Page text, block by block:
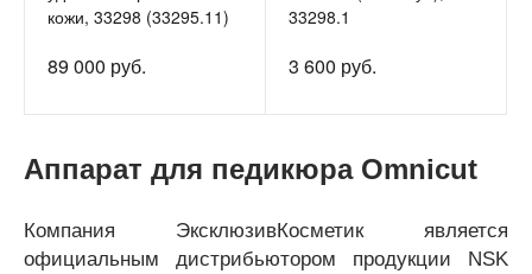
кожи, 33298 (33295.11)
89 000 руб.
33298.1
3 600 руб.
Аппарат для педикюра Omnicut
Компания ЭксклюзивКосметик является
официальным дистрибьютором продукции NSK